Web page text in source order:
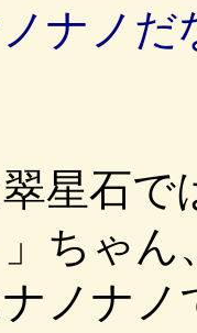
ナノだ
翠星石
ちゃん
ナノナ